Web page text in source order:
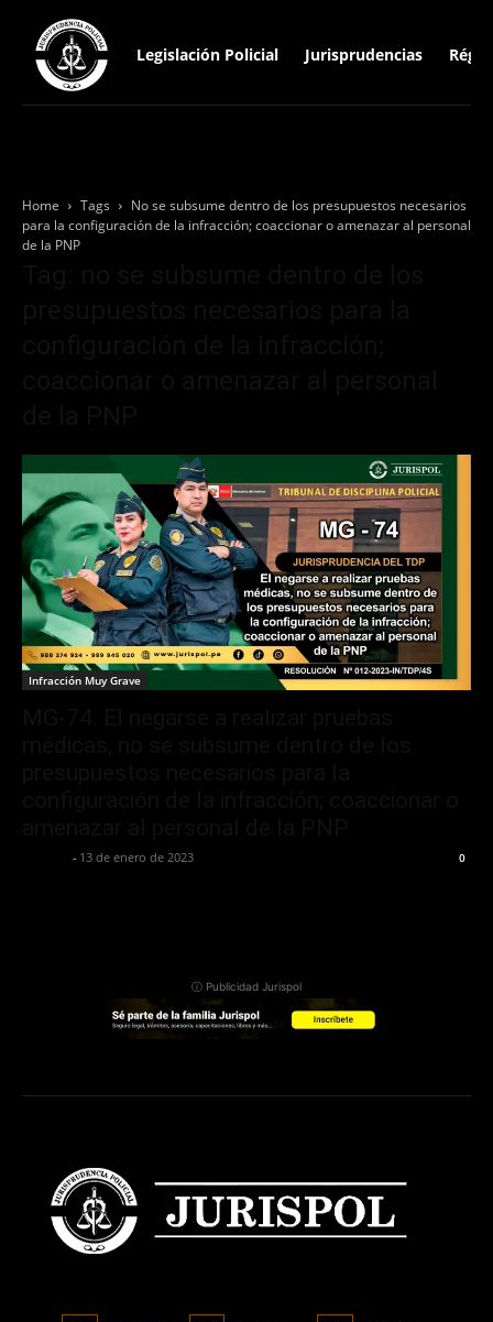
Legislación Policial Jurisprudencias
Home Tags
No se subsume dentro de los presupuestos necesarios
para la configuración de la infracción; coaccionar o amenazar al personal
de la PNP
Infracción Muy Grave
- 13 de enero de 2023 0
ⓘ Publicidad Jurispol